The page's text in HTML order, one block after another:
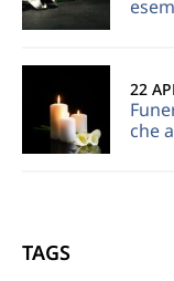
che
22
TAGS